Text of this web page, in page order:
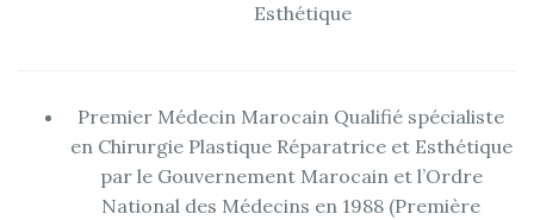
Esthétique
Premier Médecin Marocain Qualifié spécialiste
en Chirurgie Plastique Réparatrice et Esthétique
par le Gouvernement Marocain et l’Ordre
National des Médecins en 1988 (Première